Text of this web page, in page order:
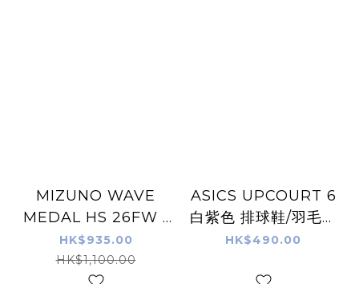
MIZUNO WAVE
MEDAL HS 26FW -
特別版色 - 乒乓波鞋
HK$935.00
HK$1,100.00
ASICS UPCOURT 6
白紫色 排球鞋/羽毛球
鞋/手球鞋
HK$490.00